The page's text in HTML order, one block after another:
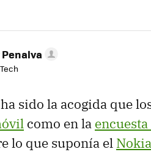
sido la acogida que
como en la
lo que suponía el